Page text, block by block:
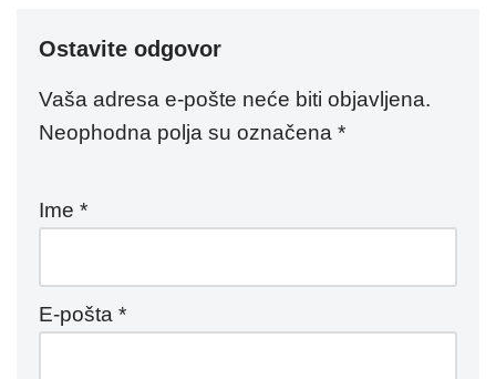
Ostavite odgovor
Vaša adresa e-pošte neće biti objavljena.
Neophodna polja su označena *
Ime *
E-pošta *